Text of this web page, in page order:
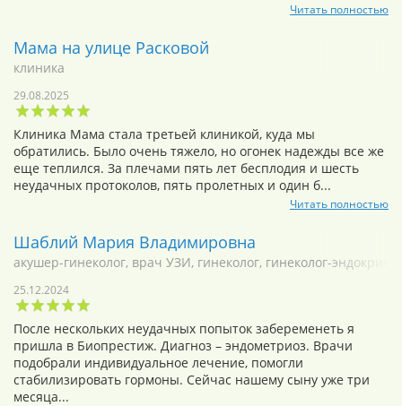
Читать полностью
Мама на улице Расковой
клиника
29.08.2025
Клиника Мама стала третьей клиникой, куда мы
обратились. Было очень тяжело, но огонек надежды все же
еще теплился. За плечами пять лет бесплодия и шесть
неудачных протоколов, пять пролетных и один б...
Читать полностью
Шаблий Мария Владимировна
акушер-гинеколог, врач УЗИ, гинеколог, гинеколог-
25.12.2024
После нескольких неудачных попыток забеременеть я
пришла в Биопрестиж. Диагноз – эндометриоз. Врачи
подобрали индивидуальное лечение, помогли
стабилизировать гормоны. Сейчас нашему сыну уже три
месяца...